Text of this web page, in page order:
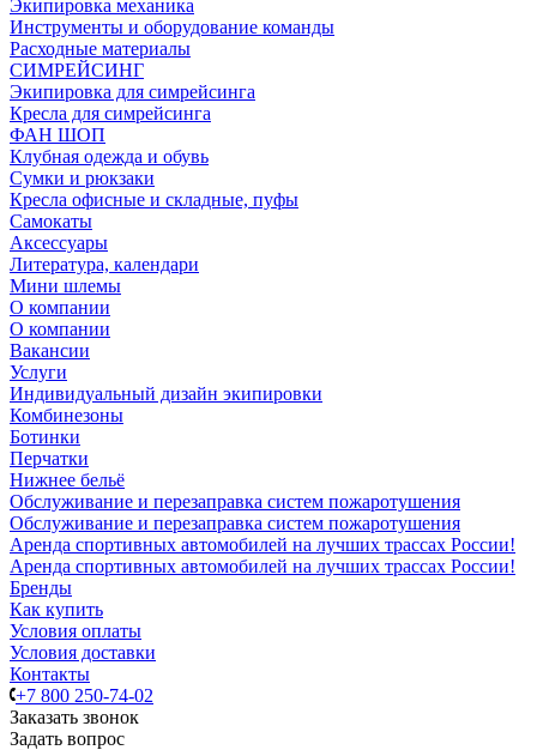
Экипировка механика
Инструменты и оборудование команды
Расходные материалы
СИМРЕЙСИНГ
Экипировка для симрейсинга
Кресла для симрейсинга
ФАН ШОП
Клубная одежда и обувь
Сумки и рюкзаки
Кресла офисные и складные, пуфы
Самокаты
Аксессуары
Литература, календари
Мини шлемы
О компании
О компании
Вакансии
Услуги
Индивидуальный дизайн экипировки
Комбинезоны
Ботинки
Перчатки
Нижнее бельё
Обслуживание и перезаправка систем пожаротушения
Обслуживание и перезаправка систем пожаротушения
Аренда спортивных автомобилей на лучших трассах России!
Аренда спортивных автомобилей на лучших трассах России!
Бренды
Как купить
Условия оплаты
Условия доставки
Контакты
+7 800 250-74-02
Заказать звонок
Задать вопрос